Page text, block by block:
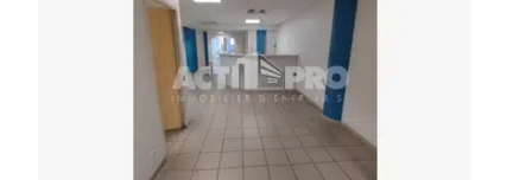
d'autres biens, rendez-vous sur notre site !